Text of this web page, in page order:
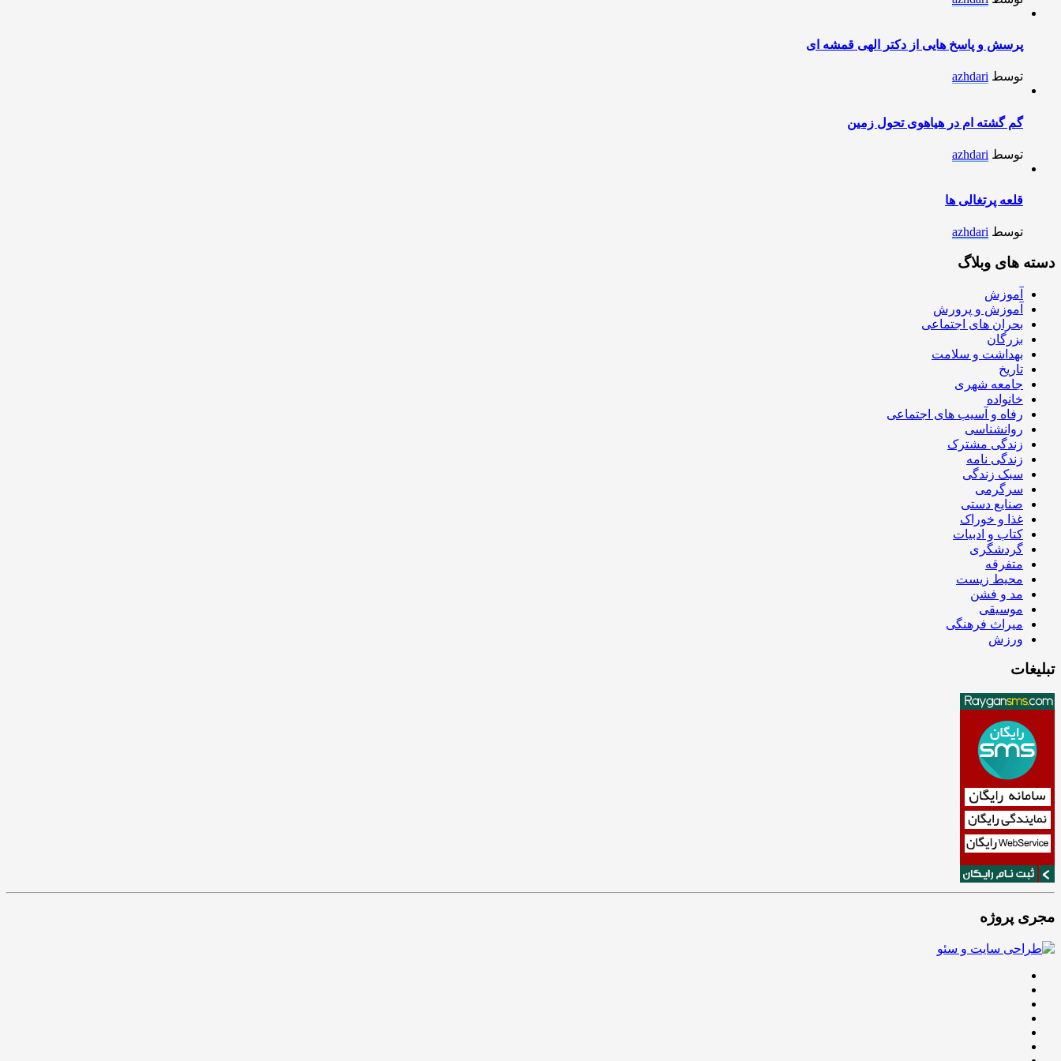
پرسش و پاسخ هایی از دکتر الهی قمشه ای
توسط azhdari
گم گشته ام در هیاهوی تحول زمین
توسط azhdari
قلعه پرتغالی ها
توسط azhdari
دسته های وبلاگ
آموزش
آموزش و پرورش
بحران های اجتماعی
بزرگان
بهداشت و سلامت
تاریخ
جامعه شهری
خانواده
رفاه و آسیب های اجتماعی
روانشناسی
زندگی مشترک
زندگی نامه
سبک زندگی
سرگرمی
صنایع دستی
غذا و خوراک
کتاب و ادبیات
گردشگری
متفرقه
محیط زیست
مد و فشن
موسیقی
میراث فرهنگی
ورزش
تبلیغات
مجری پروژه